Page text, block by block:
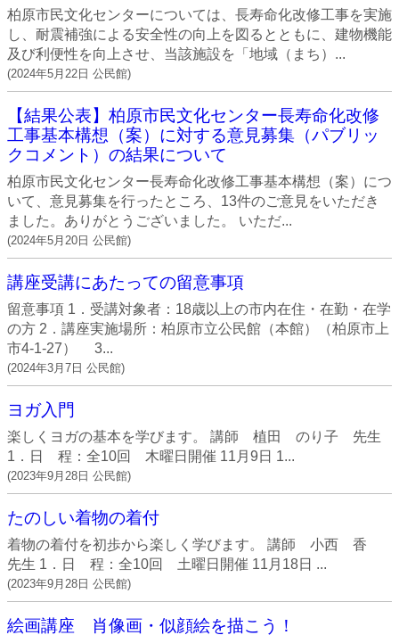
柏原市民文化センターについては、長寿命化改修工事を実施
し、耐震補強による安全性の向上を図るとともに、建物機能
及び利便性を向上させ、当該施設を「地域（まち）...
(2024年5月22日 公民館)
【結果公表】柏原市民文化センター長寿命化改修
工事基本構想（案）に対する意見募集（パブリッ
クコメント）の結果について
柏原市民文化センター長寿命化改修工事基本構想（案）につ
いて、意見募集を行ったところ、13件のご意見をいただき
ました。ありがとうございました。 いただ...
(2024年5月20日 公民館)
講座受講にあたっての留意事項
留意事項 1．受講対象者：18歳以上の市内在住・在勤・在学
の方 2．講座実施場所：柏原市立公民館（本館）（柏原市上
市4-1-27） 3...
(2024年3月7日 公民館)
ヨガ入門
楽しくヨガの基本を学びます。 講師 植田 のり子 先生
1．日 程：全10回 木曜日開催 11月9日 1...
(2023年9月28日 公民館)
たのしい着物の着付
着物の着付を初歩から楽しく学びます。 講師 小西 香
先生 1．日 程：全10回 土曜日開催 11月18日 ...
(2023年9月28日 公民館)
絵画講座 肖像画・似顔絵を描こう！